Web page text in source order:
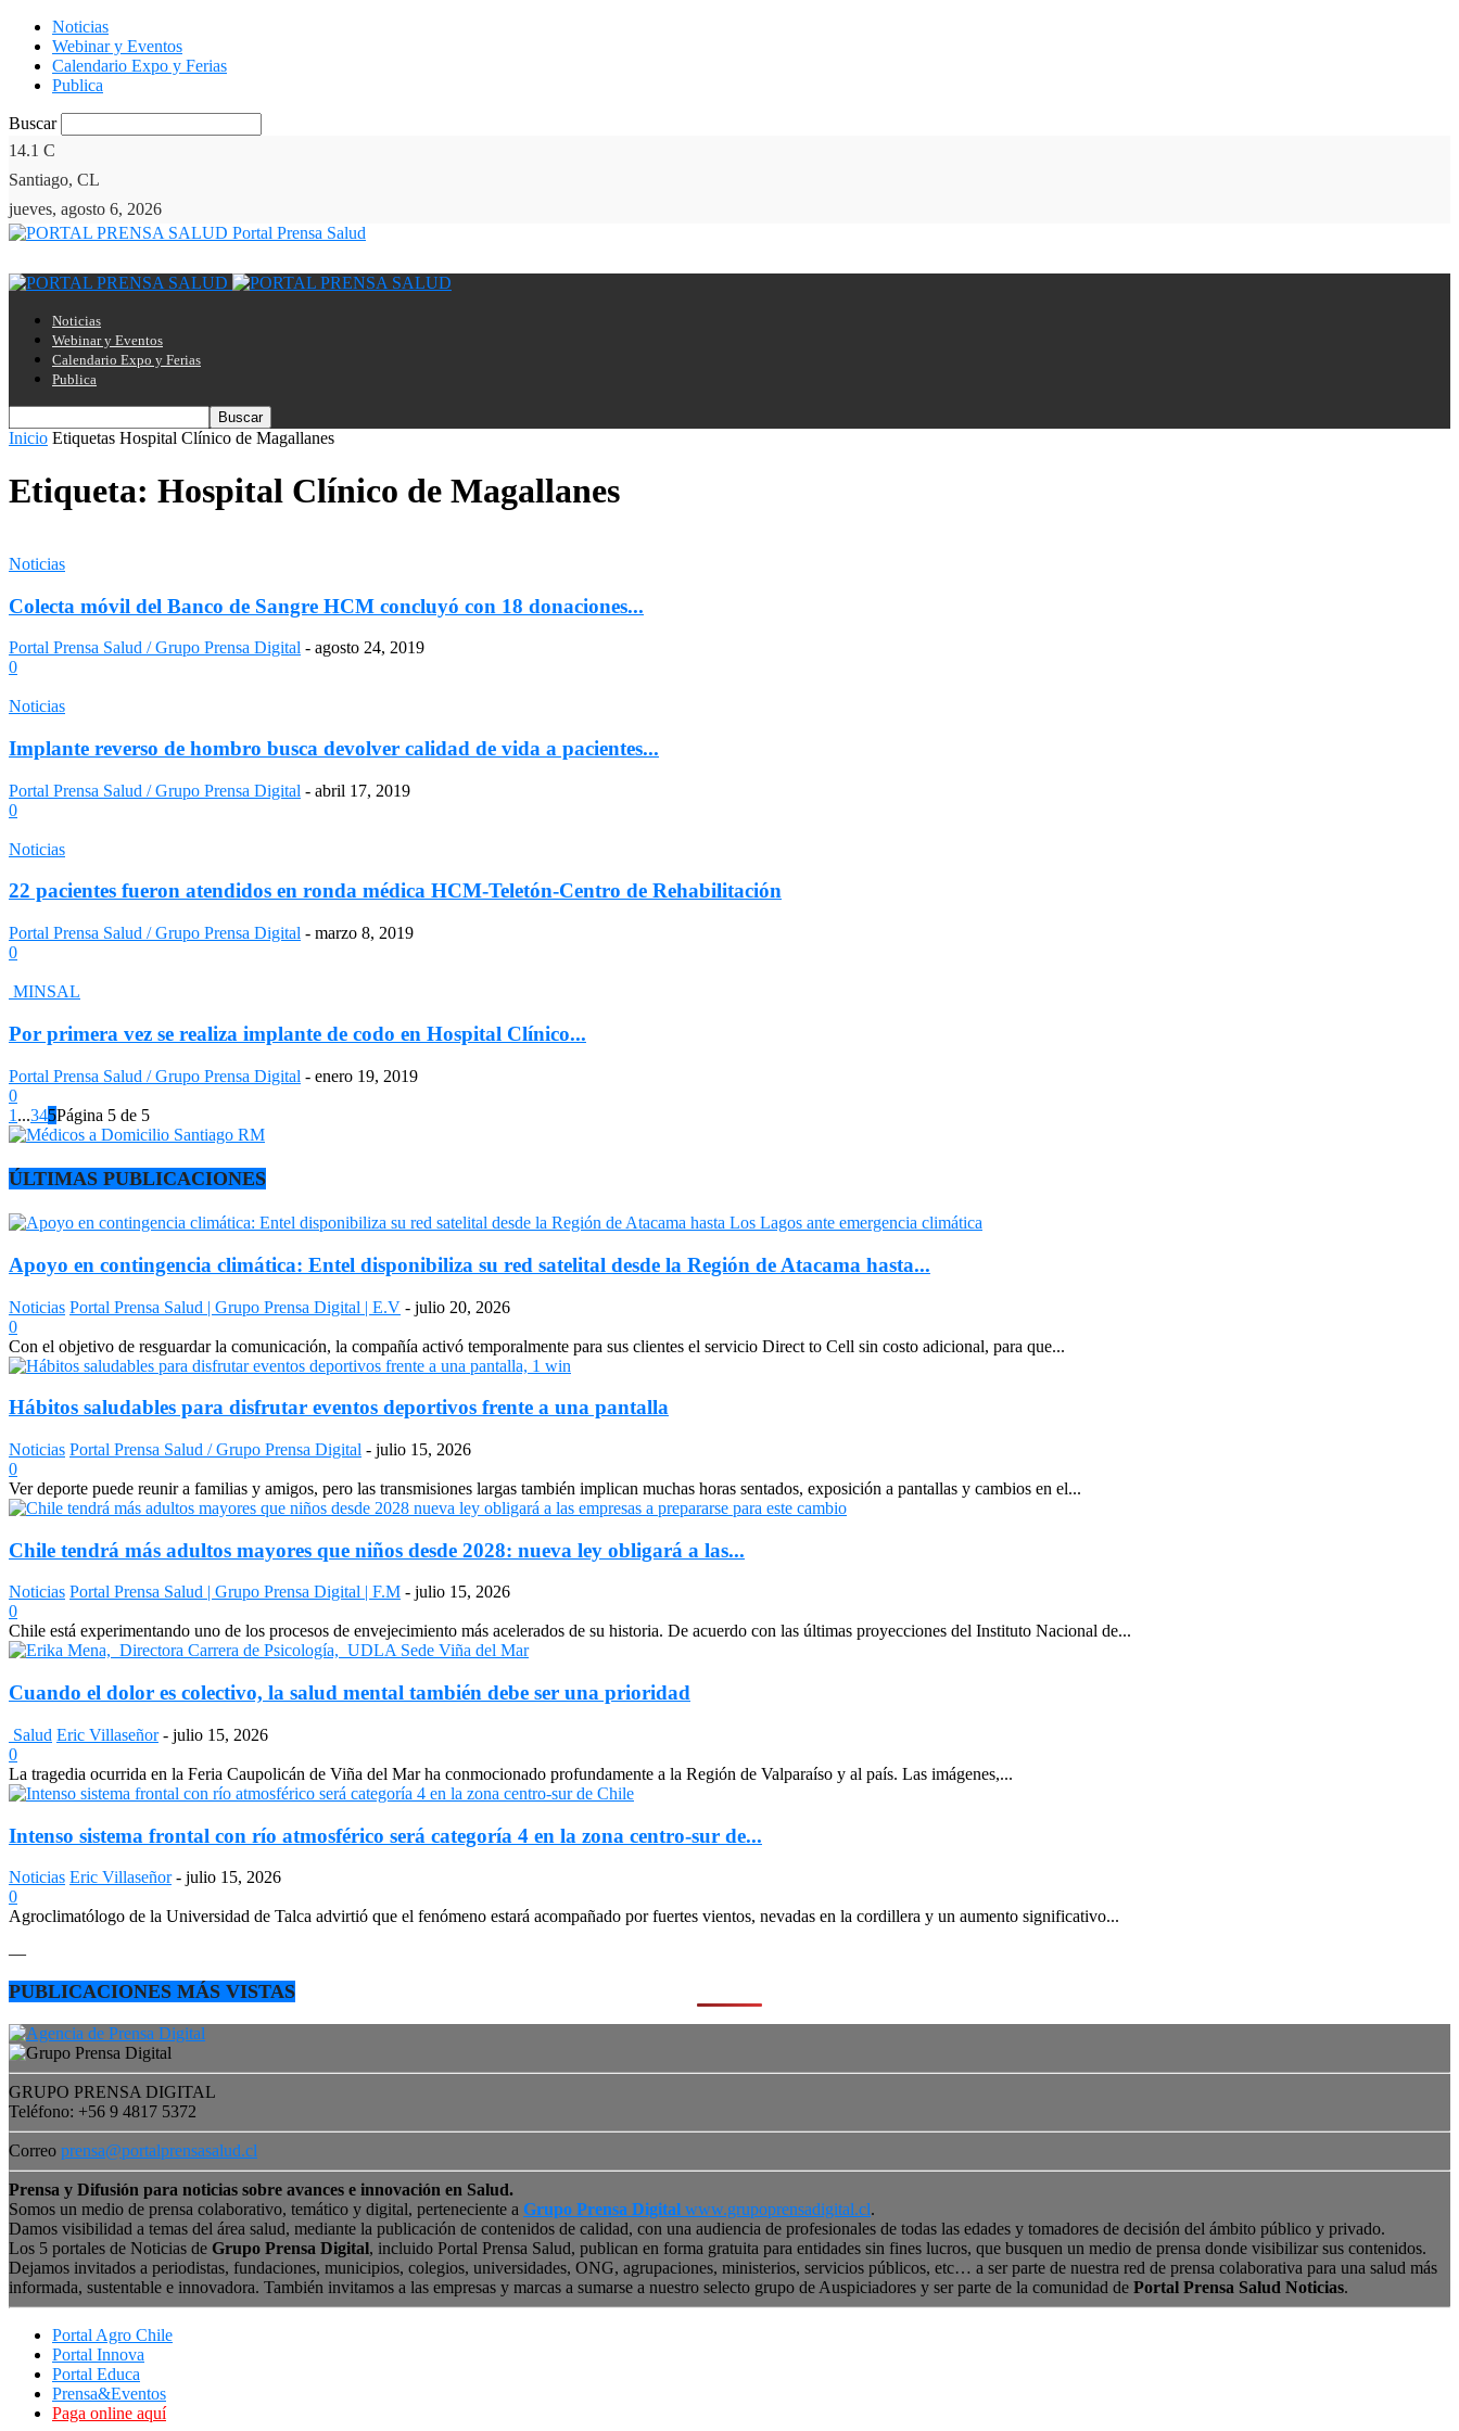
Noticias
Webinar y Eventos
Calendario Expo y Ferias
Publica
Buscar
14.1 C
Santiago, CL
jueves, agosto 6, 2026
Portal Prensa Salud
Noticias
Webinar y Eventos
Calendario Expo y Ferias
Publica
Inicio Etiquetas Hospital Clínico de Magallanes
Etiqueta: Hospital Clínico de Magallanes
Noticias
Colecta móvil del Banco de Sangre HCM concluyó con 18 donaciones...
Portal Prensa Salud / Grupo Prensa Digital - agosto 24, 2019
0
Noticias
Implante reverso de hombro busca devolver calidad de vida a pacientes...
Portal Prensa Salud / Grupo Prensa Digital - abril 17, 2019
0
Noticias
22 pacientes fueron atendidos en ronda médica HCM-Teletón-Centro de Rehabilitación
Portal Prensa Salud / Grupo Prensa Digital - marzo 8, 2019
0
MINSAL
Por primera vez se realiza implante de codo en Hospital Clínico...
Portal Prensa Salud / Grupo Prensa Digital - enero 19, 2019
0
1 ...345Página 5 de 5
ÚLTIMAS PUBLICACIONES
Apoyo en contingencia climática: Entel disponibiliza su red satelital desde la Región de Atacama hasta...
Noticias Portal Prensa Salud | Grupo Prensa Digital | E.V - julio 20, 2026
0
Con el objetivo de resguardar la comunicación, la compañía activó temporalmente para sus clientes el servicio Direct to Cell sin costo adicional, para que...
Hábitos saludables para disfrutar eventos deportivos frente a una pantalla
Noticias Portal Prensa Salud / Grupo Prensa Digital - julio 15, 2026
0
Ver deporte puede reunir a familias y amigos, pero las transmisiones largas también implican muchas horas sentados, exposición a pantallas y cambios en el...
Chile tendrá más adultos mayores que niños desde 2028: nueva ley obligará a las...
Noticias Portal Prensa Salud | Grupo Prensa Digital | F.M - julio 15, 2026
0
Chile está experimentando uno de los procesos de envejecimiento más acelerados de su historia. De acuerdo con las últimas proyecciones del Instituto Nacional de...
Cuando el dolor es colectivo, la salud mental también debe ser una prioridad
Salud Eric Villaseñor - julio 15, 2026
0
La tragedia ocurrida en la Feria Caupolicán de Viña del Mar ha conmocionado profundamente a la Región de Valparaíso y al país. Las imágenes,...
Intenso sistema frontal con río atmosférico será categoría 4 en la zona centro-sur de...
Noticias Eric Villaseñor - julio 15, 2026
0
Agroclimatólogo de la Universidad de Talca advirtió que el fenómeno estará acompañado por fuertes vientos, nevadas en la cordillera y un aumento significativo...
—
PUBLICACIONES MÁS VISTAS
GRUPO PRENSA DIGITAL
Teléfono: +56 9 4817 5372
Correo prensa@portalprensasalud.cl
Prensa y Difusión para noticias sobre avances e innovación en Salud.
Somos un medio de prensa colaborativo, temático y digital, perteneciente a Grupo Prensa Digital www.grupoprensadigital.cl.
Damos visibilidad a temas del área salud, mediante la publicación de contenidos de calidad, con una audiencia de profesionales de todas las edades y tomadores de decisión del ámbito público y privado.
Los 5 portales de Noticias de Grupo Prensa Digital, incluido Portal Prensa Salud, publican en forma gratuita para entidades sin fines lucros, que busquen un medio de prensa donde visibilizar sus contenidos.
Dejamos invitados a periodistas, fundaciones, municipios, colegios, universidades, ONG, agrupaciones, ministerios, servicios públicos, etc… a ser parte de nuestra red de prensa colaborativa para una salud más
informada, sustentable e innovadora. También invitamos a las empresas y marcas a sumarse a nuestro selecto grupo de Auspiciadores y ser parte de la comunidad de Portal Prensa Salud Noticias.
Portal Agro Chile
Portal Innova
Portal Educa
Prensa&Eventos
Paga online aquí